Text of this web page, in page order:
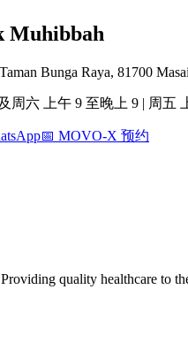
Muhibbah
Bunga Raya, 81700
周六 上午 9 至晚上 9 | 周五
📅 MOVO-X 预约
quality healthcare to